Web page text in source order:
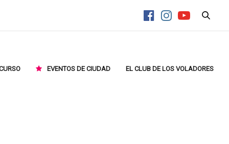
EVENTOS DE CIUDAD EL CLUB DE LOS VOLADORES